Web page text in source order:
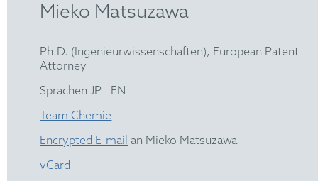
Mieko Matsuzawa
Ph.D. (Ingenieurwissenschaften), European Patent
Attorney
Sprachen JP
EN
Team Chemie
Encrypted E-mail an Mieko Matsuzawa
vCard